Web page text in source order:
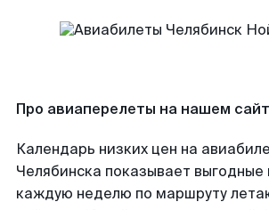
Про авиаперелеты на нашем
Календарь низких цен на
Челябинска показывает выгодные
каждую неделю по маршруту